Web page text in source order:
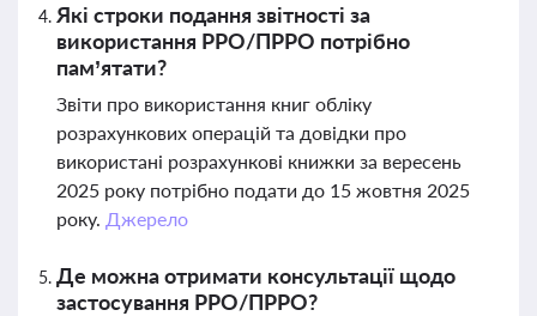
Які строки подання звітності за
використання РРО/ПРРО потрібно
пам’ятати?
Звіти про використання книг обліку
розрахункових операцій та довідки про
використані розрахункові книжки за вересень
2025 року потрібно подати до 15 жовтня 2025
року. Джерело
Де можна отримати консультації щодо
застосування РРО/ПРРО?